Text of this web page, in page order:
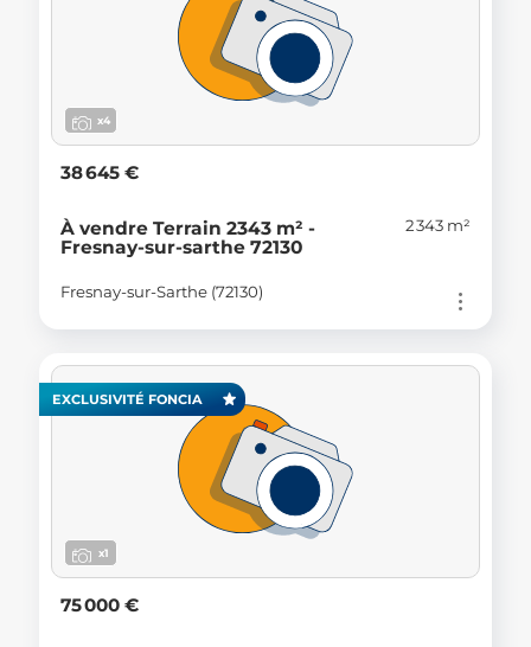
x4
38 645 €
À vendre Terrain 2343 m² -
Fresnay-sur-sarthe 72130
2 343 m²
Fresnay-sur-Sarthe (72130)
EXCLUSIVITÉ FONCIA
x1
75 000 €